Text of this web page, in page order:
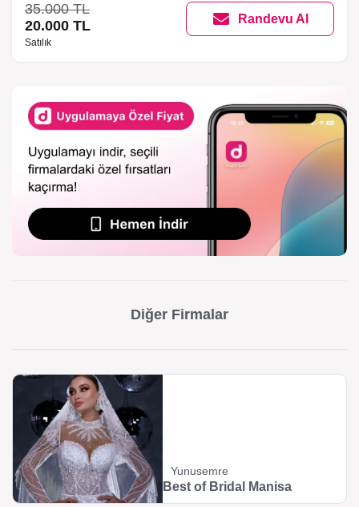
35.000 TL
20.000 TL
Satılık
Randevu Al
Diğer Firmalar
Yunusemre
Best of Bridal Manisa